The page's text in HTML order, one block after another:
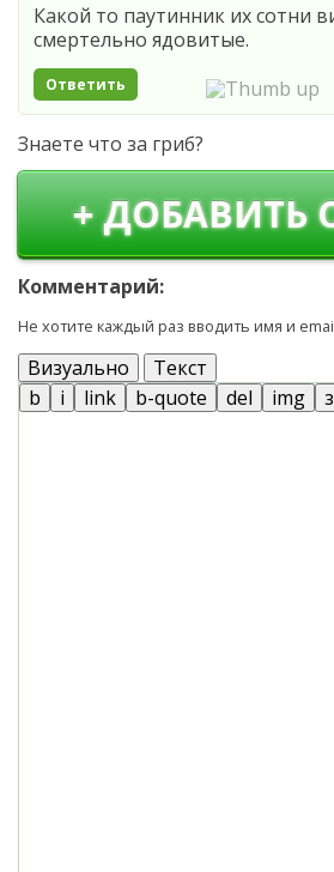
Какой то паутинник их сотни
смертельно ядовитые.
Ответить
Знаете что за гриб?
+ ДОБАВИТЬ
Комментарий:
Не хотите каждый раз вводить имя и
Визуально Текст